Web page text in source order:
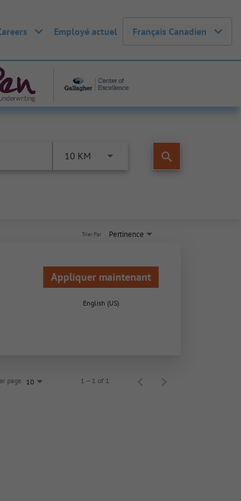
Employé actuel Français Canadien
10 KM search
Pertinence
Trier Par
Appliquer maintenant
English (US)
page 10 1 – 1 of 1